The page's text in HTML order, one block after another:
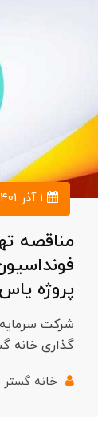
مناقصه
پروژه
شرکت
گذاری خانه
خانه